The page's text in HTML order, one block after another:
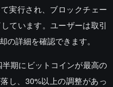
実行され、ブロックチェー
ています。ユーザーは取引
の詳細を確認できます。
期にビットコインが最高の
し、30%以上の調整があっ